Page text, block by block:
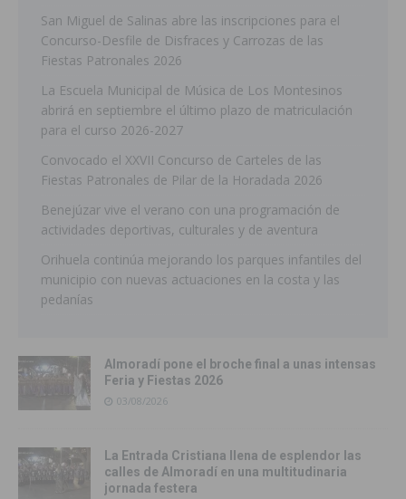
San Miguel de Salinas abre las inscripciones para el
Concurso-Desfile de Disfraces y Carrozas de las
Fiestas Patronales 2026
La Escuela Municipal de Música de Los Montesinos
abrirá en septiembre el último plazo de matriculación
para el curso 2026-2027
Convocado el XXVII Concurso de Carteles de las
Fiestas Patronales de Pilar de la Horadada 2026
Benejúzar vive el verano con una programación de
actividades deportivas, culturales y de aventura
Orihuela continúa mejorando los parques infantiles del
municipio con nuevas actuaciones en la costa y las
pedanías
Almoradí pone el broche final a unas intensas
Feria y Fiestas 2026
03/08/2026
La Entrada Cristiana llena de esplendor las
calles de Almoradí en una multitudinaria
jornada festera